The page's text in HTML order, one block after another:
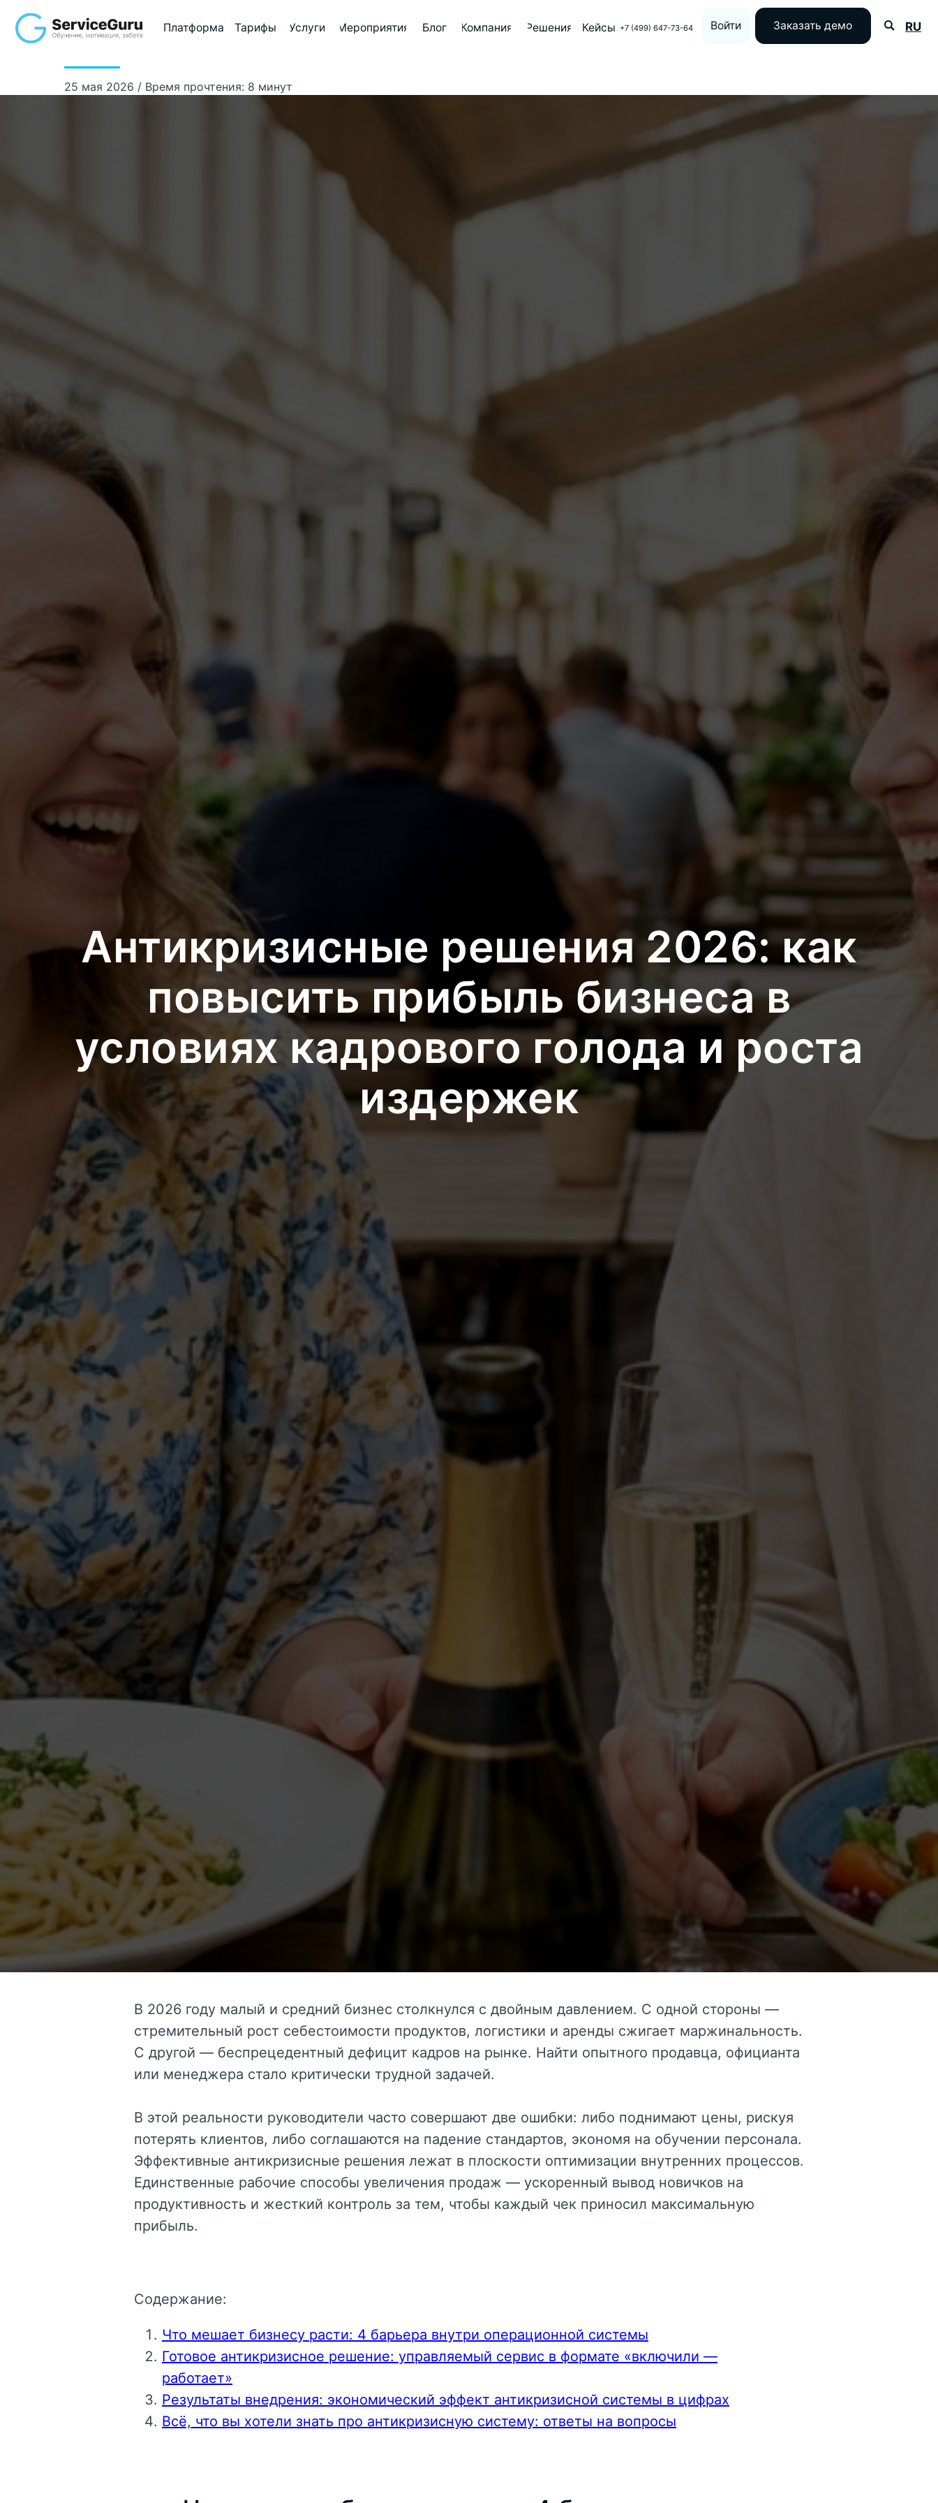
Войти Заказать демо
Компания
Платформа Тарифы Услуги +7 (499) 647-73-64
Мероприятия Блог RU
Решения Кейсы
25 мая 2026 / Время прочтения: 8 минут
Антикризисные решения 2026: как
повысить прибыль бизнеса в
условиях кадрового голода и роста
издержек
В 2026 году малый и средний бизнес столкнулся с двойным давлением. С одной стороны —
стремительный рост себестоимости продуктов, логистики и аренды сжигает маржинальность.
С другой — беспрецедентный дефицит кадров на рынке. Найти опытного продавца, официанта
или менеджера стало критически трудной задачей.
В этой реальности руководители часто совершают две ошибки: либо поднимают цены, рискуя
потерять клиентов, либо соглашаются на падение стандартов, экономя на обучении персонала.
Эффективные антикризисные решения лежат в плоскости оптимизации внутренних процессов.
Единственные рабочие способы увеличения продаж — ускоренный вывод новичков на
продуктивность и жесткий контроль за тем, чтобы каждый чек приносил максимальную
прибыль.
Содержание:
Что мешает бизнесу расти: 4 барьера внутри операционной системы
Готовое антикризисное решение: управляемый сервис в формате «включили —
работает»
Результаты внедрения: экономический эффект антикризисной системы в цифрах
Всё, что вы хотели знать про антикризисную систему: ответы на вопросы